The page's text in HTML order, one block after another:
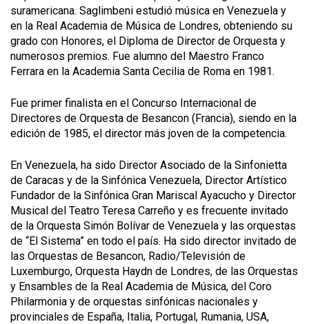
suramericana. Saglimbeni estudió música en Venezuela y
en la Real Academia de Música de Londres, obteniendo su
grado con Honores, el Diploma de Director de Orquesta y
numerosos premios. Fue alumno del Maestro Franco
Ferrara en la Academia Santa Cecilia de Roma en 1981.
Fue primer finalista en el Concurso Internacional de
Directores de Orquesta de Besancon (Francia), siendo en la
edición de 1985, el director más joven de la competencia.
En Venezuela, ha sido Director Asociado de la Sinfonietta
de Caracas y de la Sinfónica Venezuela, Director Artístico
Fundador de la Sinfónica Gran Mariscal Ayacucho y Director
Musical del Teatro Teresa Carreño y es frecuente invitado
de la Orquesta Simón Bolívar de Venezuela y las orquestas
de “El Sistema” en todo el país. Ha sido director invitado de
las Orquestas de Besancon, Radio/Televisión de
Luxemburgo, Orquesta Haydn de Londres, de las Orquestas
y Ensambles de la Real Academia de Música, del Coro
Philarmonia y de orquestas sinfónicas nacionales y
provinciales de España, Italia, Portugal, Rumania, USA,